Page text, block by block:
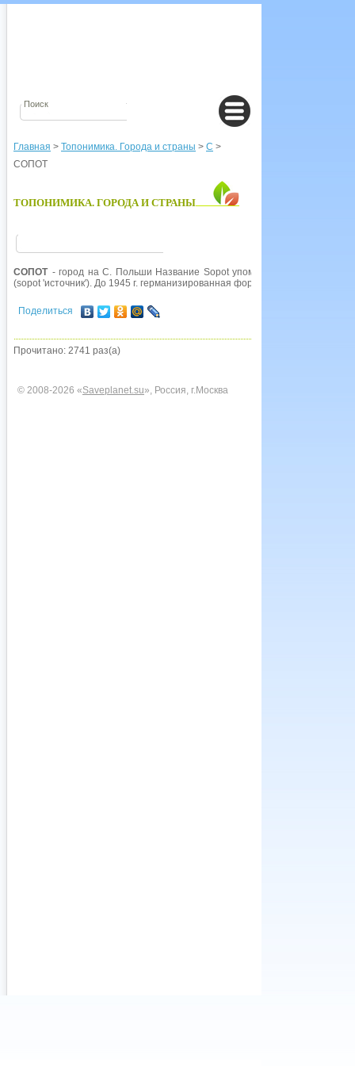
Главная > Топонимика. Города и страны > С >
СОПОТ
ТОПОНИМИКА. ГОРОДА И СТРАНЫ
СОПОТ - город на С. Польши Название Sopot упоминается в XIII в.,
(sopot 'источник'). До 1945 г. германизированная форма
Поделиться
Прочитано: 2741 раз(а)
© 2008-2026 «Saveplanet.su», Россия, г.Москва